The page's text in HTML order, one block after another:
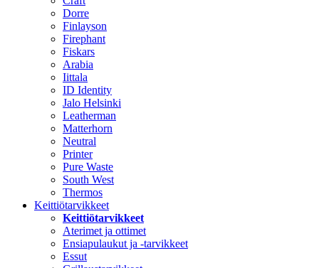
Dorre
Finlayson
Firephant
Fiskars
Arabia
Iittala
ID Identity
Jalo Helsinki
Leatherman
Matterhorn
Neutral
Printer
Pure Waste
South West
Thermos
Keittiötarvikkeet
Keittiötarvikkeet
Aterimet ja ottimet
Ensiapulaukut ja -tarvikkeet
Essut